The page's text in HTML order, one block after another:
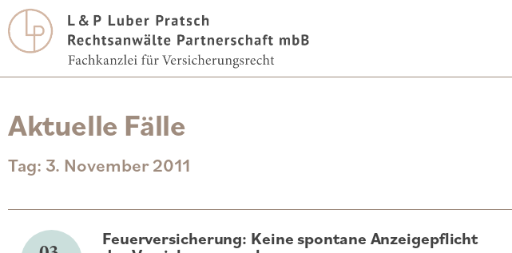
Aktuelle Fälle
Tag: 3. November 2011
Feuerversicherung: Keine spontane Anzeigepflicht